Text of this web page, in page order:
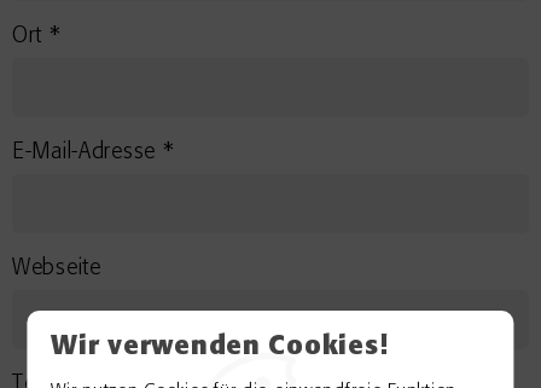
Wir verwenden Cookies!
Ort *
E-Mail-Adresse *
Webseite